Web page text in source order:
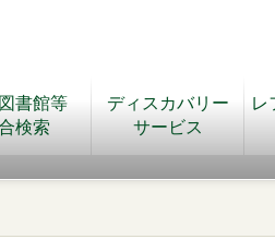
書館等
検索
ディスカバリー
サービス
レ